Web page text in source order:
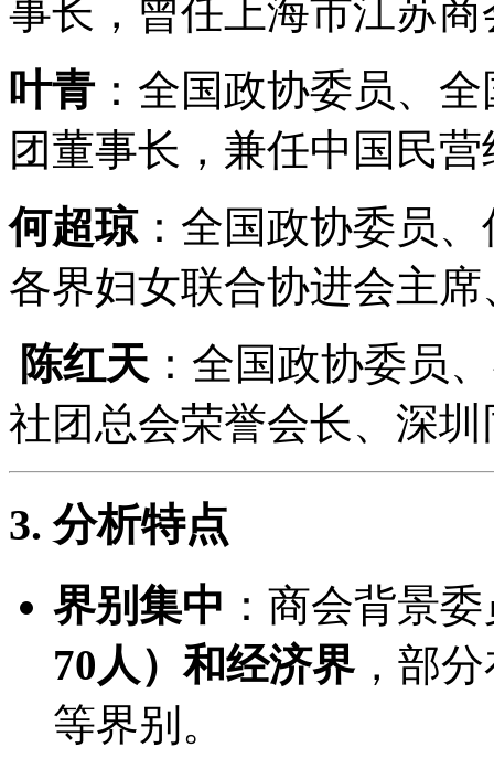
事长，曾任上海市江苏
叶青：全国政协委员、
团董事长，兼任中国民
何超琼：全国政协委员
各界妇女联合协进会主
陈红天 ：全国政协委员
社团总会荣誉会长、深
3. 分析特点
界别集中 ：商会背景
70人）和经济界，部
等界别。